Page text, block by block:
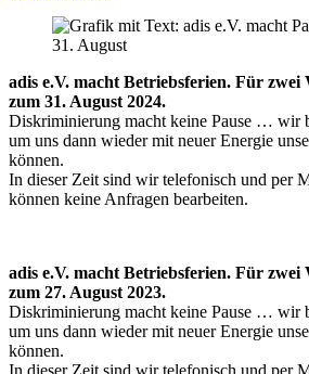
adis e.V. macht Betriebsferien. Für zwei
zum 31. August 2024.
Diskriminierung macht keine Pause … wir
um uns dann wieder mit neuer Energie
können.
In dieser Zeit sind wir telefonisch und per
können keine Anfragen bearbeiten.
adis e.V. macht Betriebsferien. Für zwei
zum 27. August 2023.
Diskriminierung macht keine Pause … wir
um uns dann wieder mit neuer Energie
können.